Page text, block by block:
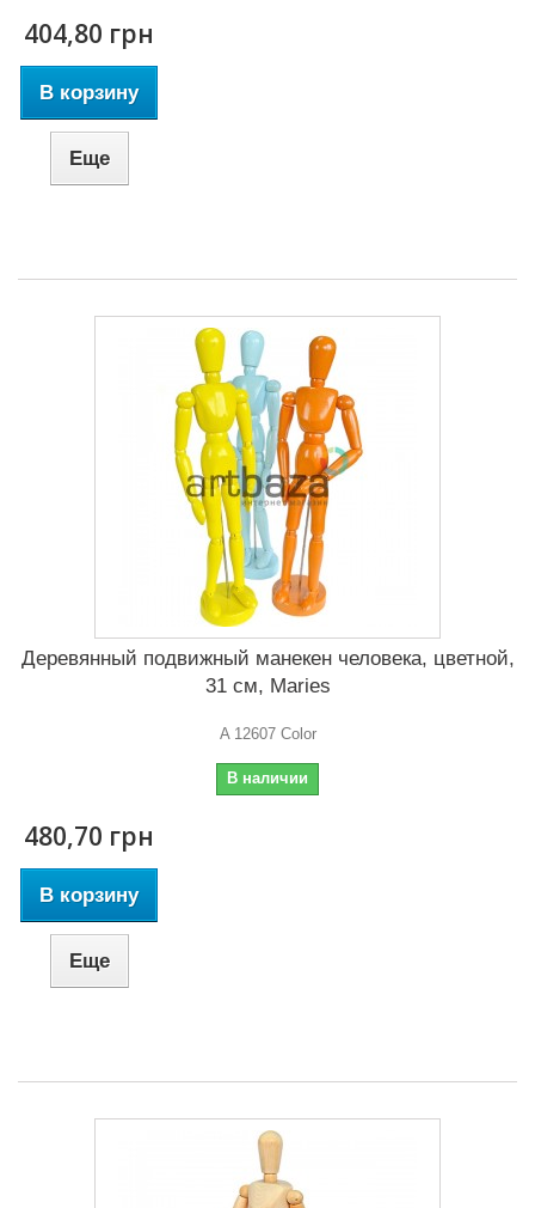
404,80 грн
В корзину
Еще
Деревянный подвижный манекен человека, цветной,
31 см, Maries
A 12607 Color
В наличии
480,70 грн
В корзину
Еще